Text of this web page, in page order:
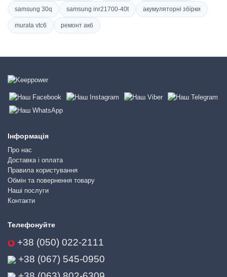
samsung 30q samsung inr21700-40t акумуляторні збірки
murata vtc6 ремонт акб
Інформація
Про нас
Доставка і оплата
Правила користування
Обмін та повернення товару
Наші послуги
Контакти
Телефонуйте
+38 (050) 022-2111
+38 (067) 545-0950